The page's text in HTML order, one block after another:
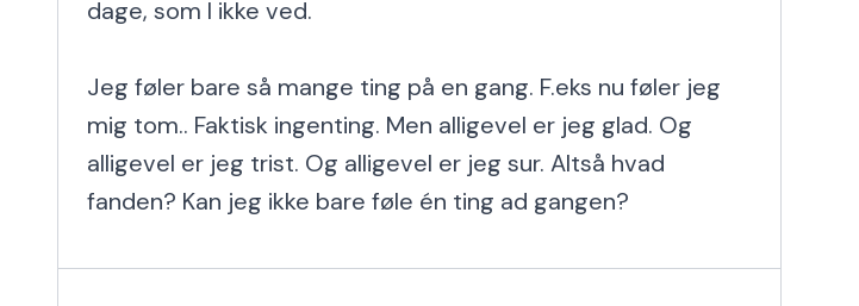
dage, som I ikke ved.
Jeg føler bare så mange ting på en gang. F.eks nu føler jeg
mig tom.. Faktisk ingenting. Men alligevel er jeg glad. Og
alligevel er jeg trist. Og alligevel er jeg sur. Altså hvad
fanden? Kan jeg ikke bare føle én ting ad gangen?